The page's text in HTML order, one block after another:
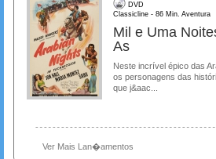
DVD
Classicline - 86 Min. Aventura
Mil e Uma
As
Neste incrível épico das
os personagens das
que j&aac...
Ver Mais Lan�amentos